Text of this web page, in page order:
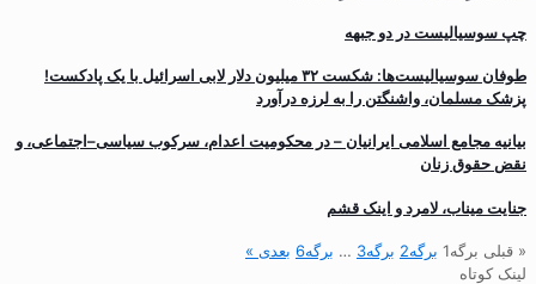
چپ سوسیالیست در دو جبهه
طوفان سوسیالیست‌ها: شکست ۳۲ میلیون دلار لابی اسرائیل با یک پادکست!
پزشک مسلمان، واشنگتن را به لرزه درآورد
بیانیه مجامع اسلامی ایرانیان – در محکومیت اعدام، سرکوب سیاسی–اجتماعی، و
نقض حقوق زنان
جنایت میناب، لامرد و اینک قشم
« قبلی برگه1 برگه2 برگه3
… برگه6 بعدی »
لینک کوتاه